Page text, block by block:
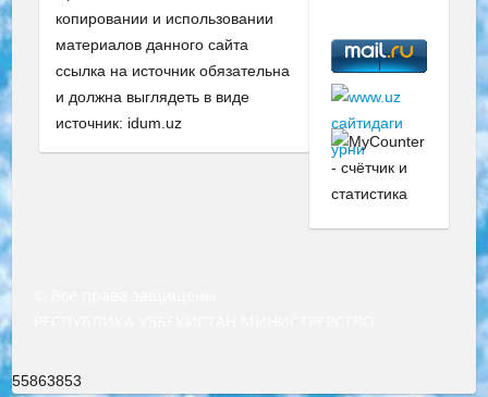
копировании и использовании
материалов данного сайта
ссылка на источник обязательна
и должна выглядеть в виде
источник: idum.uz
55863853